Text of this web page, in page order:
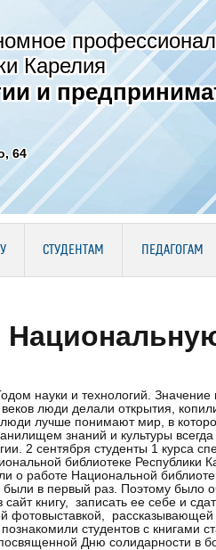
Карелия
и
64
СТУДЕНТАМ ПЕДАГОГАМ
науки и технологий.
люди делали открытия,
лучше понимают мир, в
знаний и культуры
2 сентября студенты 1 курса
библиотеке
о работе Национальной
были в первый раз. Поэтому было
сайт книгу, записать ее себе и
фотовыставкой,
студентов с
Дню солидарности в